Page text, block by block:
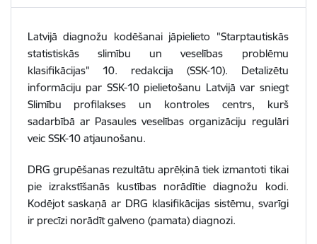
Latvijā diagnožu kodēšanai jāpielieto "Starptautiskās
statistiskās slimību un veselības problēmu
klasifikācijas" 10. redakcija (SSK-10). Detalizētu
informāciju par SSK-10 pielietošanu Latvijā var sniegt
Slimību profilakses un kontroles centrs, kurš
sadarbībā ar Pasaules veselības organizāciju regulāri
veic SSK-10 atjaunošanu.
DRG grupēšanas rezultātu aprēķinā tiek izmantoti tikai
pie izrakstīšanās kustības norādītie diagnožu kodi.
Kodējot saskaņā ar DRG klasifikācijas sistēmu, svarīgi
ir precīzi norādīt galveno (pamata) diagnozi.